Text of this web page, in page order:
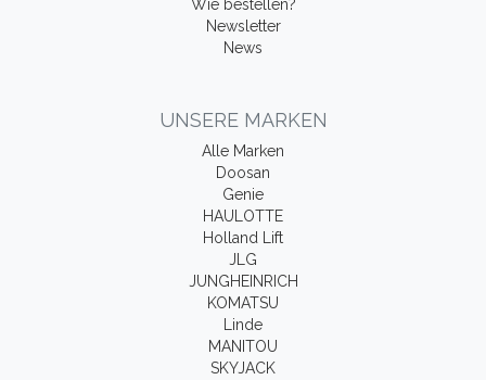
Wie bestellen?
Newsletter
News
UNSERE MARKEN
Alle Marken
Doosan
Genie
HAULOTTE
Holland Lift
JLG
JUNGHEINRICH
KOMATSU
Linde
MANITOU
SKYJACK